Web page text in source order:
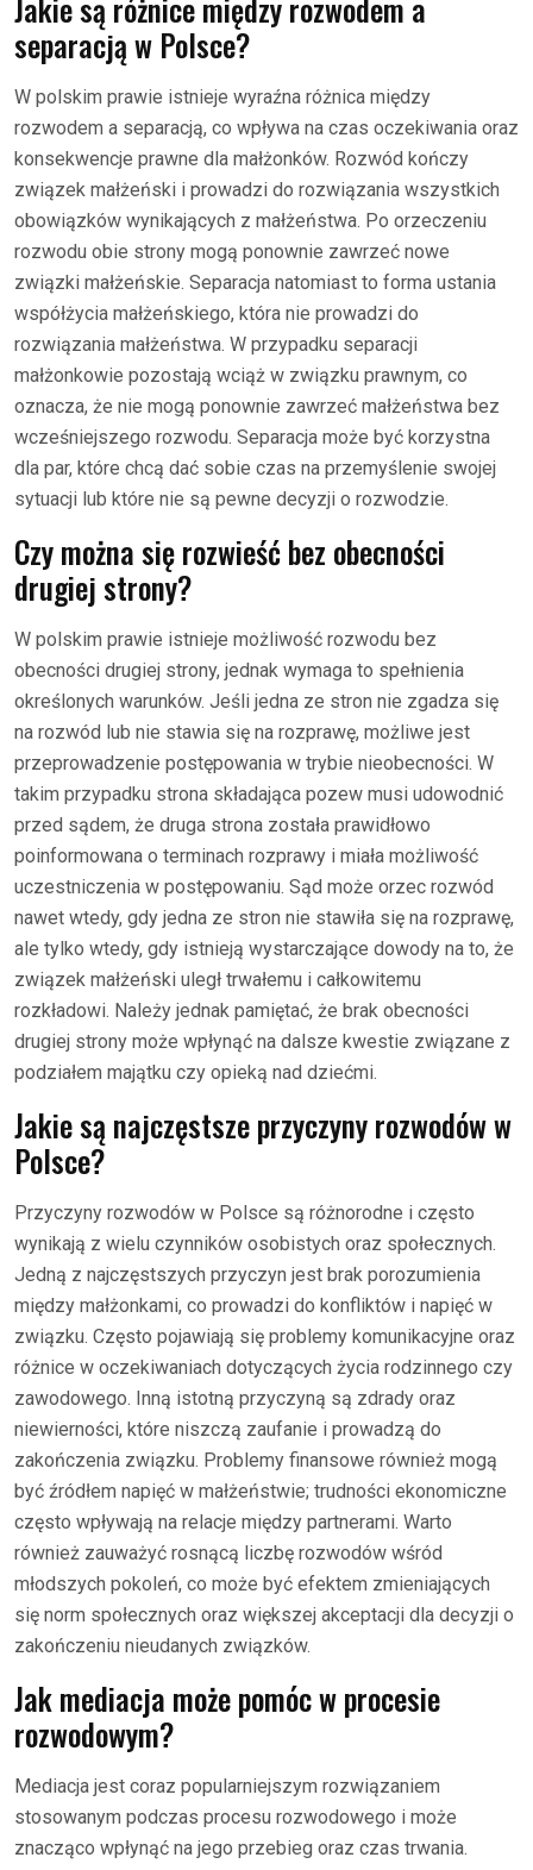
separacją w Polsce?
W polskim prawie istnieje wyraźna różnica między
rozwodem a separacją, co wpływa na czas oczekiwania oraz
konsekwencje prawne dla małżonków. Rozwód kończy
związek małżeński i prowadzi do rozwiązania wszystkich
obowiązków wynikających z małżeństwa. Po orzeczeniu
rozwodu obie strony mogą ponownie zawrzeć nowe
związki małżeńskie. Separacja natomiast to forma ustania
współżycia małżeńskiego, która nie prowadzi do
rozwiązania małżeństwa. W przypadku separacji
małżonkowie pozostają wciąż w związku prawnym, co
oznacza, że nie mogą ponownie zawrzeć małżeństwa bez
wcześniejszego rozwodu. Separacja może być korzystna
dla par, które chcą dać sobie czas na przemyślenie swojej
sytuacji lub które nie są pewne decyzji o rozwodzie.
Czy można się rozwieść bez obecności
drugiej strony?
W polskim prawie istnieje możliwość rozwodu bez
obecności drugiej strony, jednak wymaga to spełnienia
określonych warunków. Jeśli jedna ze stron nie zgadza się
na rozwód lub nie stawia się na rozprawę, możliwe jest
przeprowadzenie postępowania w trybie nieobecności. W
takim przypadku strona składająca pozew musi udowodnić
przed sądem, że druga strona została prawidłowo
poinformowana o terminach rozprawy i miała możliwość
uczestniczenia w postępowaniu. Sąd może orzec rozwód
nawet wtedy, gdy jedna ze stron nie stawiła się na rozprawę,
ale tylko wtedy, gdy istnieją wystarczające dowody na to, że
związek małżeński uległ trwałemu i całkowitemu
rozkładowi. Należy jednak pamiętać, że brak obecności
drugiej strony może wpłynąć na dalsze kwestie związane z
podziałem majątku czy opieką nad dziećmi.
Jakie są najczęstsze przyczyny rozwodów w
Polsce?
Przyczyny rozwodów w Polsce są różnorodne i często
wynikają z wielu czynników osobistych oraz społecznych.
Jedną z najczęstszych przyczyn jest brak porozumienia
między małżonkami, co prowadzi do konfliktów i napięć w
związku. Często pojawiają się problemy komunikacyjne oraz
różnice w oczekiwaniach dotyczących życia rodzinnego czy
zawodowego. Inną istotną przyczyną są zdrady oraz
niewierności, które niszczą zaufanie i prowadzą do
zakończenia związku. Problemy finansowe również mogą
być źródłem napięć w małżeństwie; trudności ekonomiczne
często wpływają na relacje między partnerami. Warto
również zauważyć rosnącą liczbę rozwodów wśród
młodszych pokoleń, co może być efektem zmieniających
się norm społecznych oraz większej akceptacji dla decyzji o
zakończeniu nieudanych związków.
Jak mediacja może pomóc w procesie
rozwodowym?
Mediacja jest coraz popularniejszym rozwiązaniem
stosowanym podczas procesu rozwodowego i może
znacząco wpłynąć na jego przebieg oraz czas trwania.